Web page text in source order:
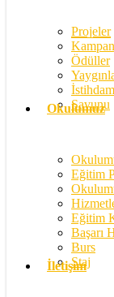
Projeler
Ödüller
İstihdam
Savunu
Okulumuz
Eğitim
Eğitim
Başarı
Burs
Staj
İletişim